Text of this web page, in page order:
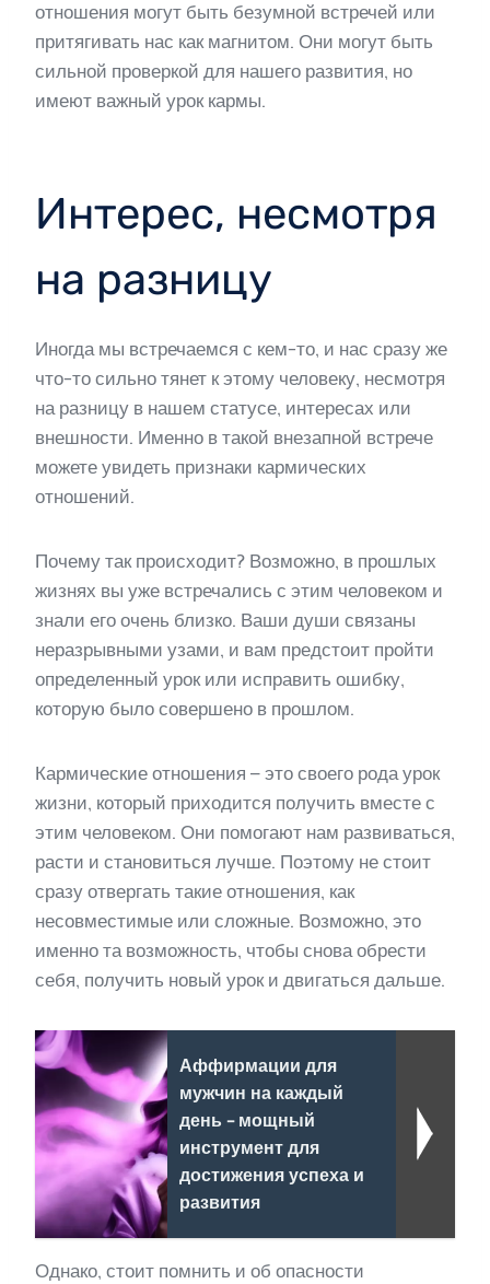
отношения могут быть безумной встречей или
притягивать нас как магнитом. Они могут быть
сильной проверкой для нашего развития, но
имеют важный урок кармы.
Интерес, несмотря
на разницу
Иногда мы встречаемся с кем-то, и нас сразу же
что-то сильно тянет к этому человеку, несмотря
на разницу в нашем статусе, интересах или
внешности. Именно в такой внезапной встрече
можете увидеть признаки кармических
отношений.
Почему так происходит? Возможно, в прошлых
жизнях вы уже встречались с этим человеком и
знали его очень близко. Ваши души связаны
неразрывными узами, и вам предстоит пройти
определенный урок или исправить ошибку,
которую было совершено в прошлом.
Кармические отношения – это своего рода урок
жизни, который приходится получить вместе с
этим человеком. Они помогают нам развиваться,
расти и становиться лучше. Поэтому не стоит
сразу отвергать такие отношения, как
несовместимые или сложные. Возможно, это
именно та возможность, чтобы снова обрести
себя, получить новый урок и двигаться дальше.
Аффирмации для
мужчин на каждый
день - мощный
инструмент для
достижения успеха и
развития
Однако, стоит помнить и об опасности